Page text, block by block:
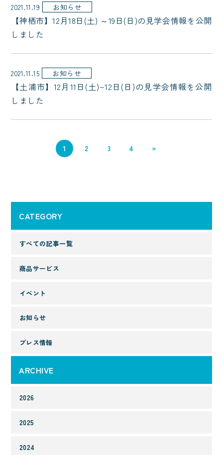
2021.11.19 お知らせ
【神栖市】12月18日(土) ～19日(日)の見学会情報を公開
しました
2021.11.15 お知らせ
【土浦市】12月11日(土)~12日(日)の見学会情報を公開
しました
1 2 3 4 »
CATEGORY
すべての記事一覧
商品サービス
イベント
お知らせ
プレス情報
ARCHIVE
2026
2025
2024